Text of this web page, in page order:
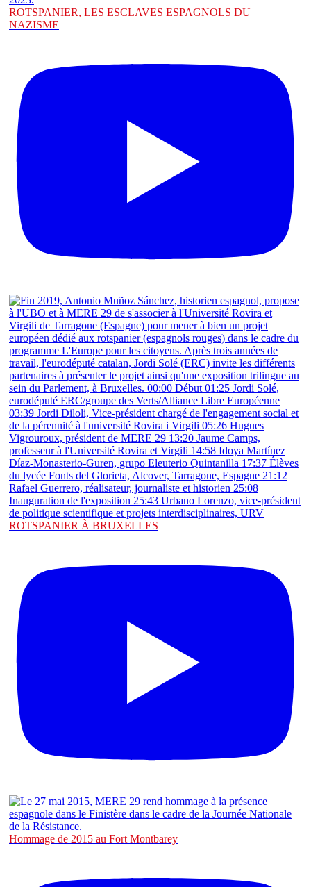
ROTSPANIER, LES ESCLAVES ESPAGNOLS DU
NAZISME
ROTSPANIER À BRUXELLES
Hommage de 2015 au Fort Montbarey